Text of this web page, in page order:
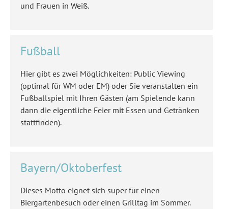
und Frauen in Weiß.
Fußball
Hier gibt es zwei Möglichkeiten: Public Viewing
(optimal für WM oder EM) oder Sie veranstalten ein
Fußballspiel mit Ihren Gästen (am Spielende kann
dann die eigentliche Feier mit Essen und Getränken
stattfinden).
Bayern/Oktoberfest
Dieses Motto eignet sich super für einen
Biergartenbesuch oder einen Grilltag im Sommer.